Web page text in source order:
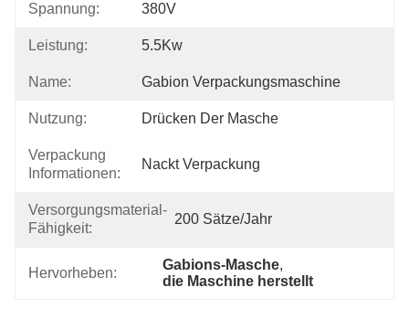
Spannung: 380V
Leistung: 5.5Kw
Name: Gabion Verpackungsmaschine
Nutzung: Drücken Der Masche
Verpackung
Informationen:
Nackt Verpackung
Versorgungsmaterial-
Fähigkeit:
200 Sätze/Jahr
Hervorheben:
Gabions-Masche,
die Maschine herstellt